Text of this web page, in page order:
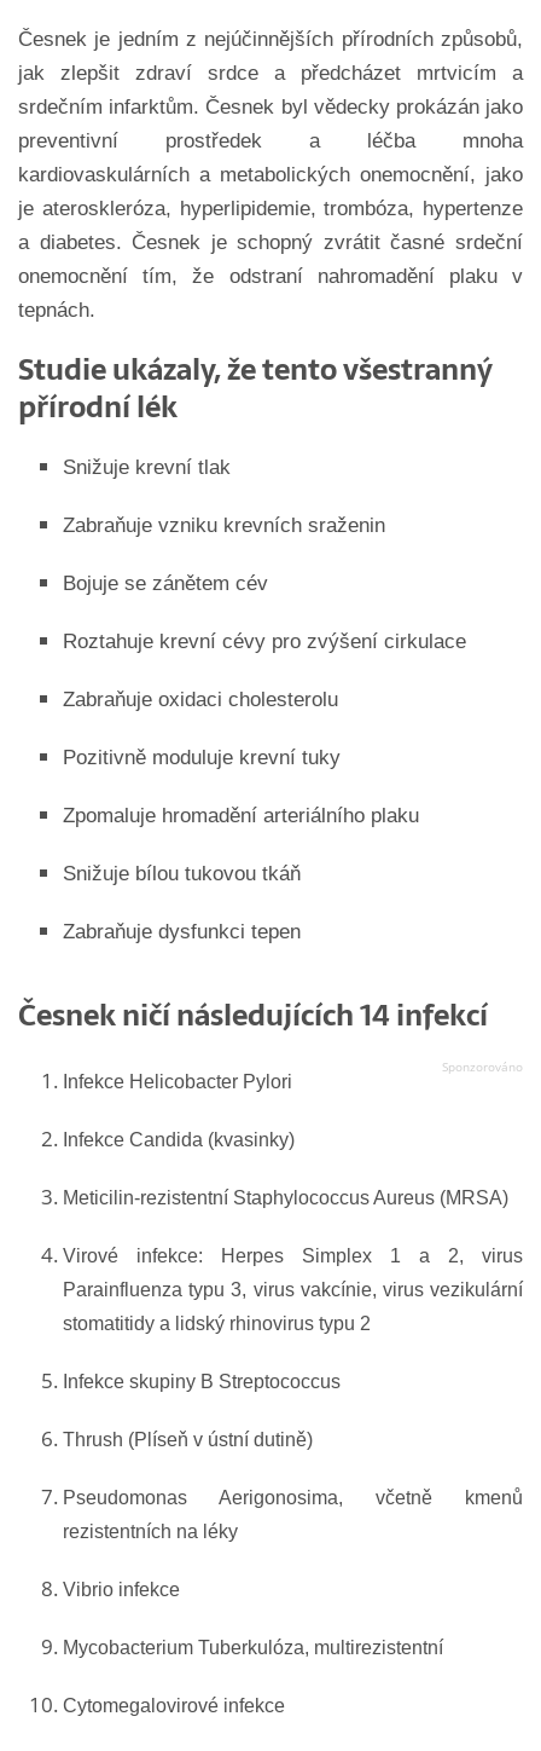
Česnek je jedním z nejúčinnějších přírodních způsobů,
jak zlepšit zdraví srdce a předcházet mrtvicím a
srdečním infarktům. Česnek byl vědecky prokázán jako
preventivní prostředek a léčba mnoha
kardiovaskulárních a metabolických onemocnění, jako
je ateroskleróza, hyperlipidemie, trombóza, hypertenze
a diabetes. Česnek je schopný zvrátit časné srdeční
onemocnění tím, že odstraní nahromadění plaku v
tepnách.
Studie ukázaly, že tento všestranný
přírodní lék
Snižuje krevní tlak
Zabraňuje vzniku krevních sraženin
Bojuje se zánětem cév
Roztahuje krevní cévy pro zvýšení cirkulace
Zabraňuje oxidaci cholesterolu
Pozitivně moduluje krevní tuky
Zpomaluje hromadění arteriálního plaku
Snižuje bílou tukovou tkáň
Zabraňuje dysfunkci tepen
Česnek ničí následujících 14 infekcí
Infekce Helicobacter Pylori
Infekce Candida (kvasinky)
Meticilin-rezistentní Staphylococcus Aureus (MRSA)
Virové infekce: Herpes Simplex 1 a 2, virus
Parainfluenza typu 3, virus vakcínie, virus vezikulární
stomatitidy a lidský rhinovirus typu 2
Infekce skupiny B Streptococcus
Thrush (Plíseň v ústní dutině)
Pseudomonas Aerigonosima, včetně kmenů
rezistentních na léky
Vibrio infekce
Mycobacterium Tuberkulóza, multirezistentní
Cytomegalovirové infekce